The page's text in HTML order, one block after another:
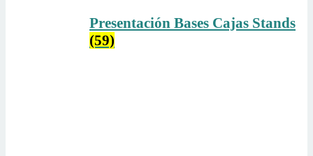
Presentación Bases Cajas Stands
(59)